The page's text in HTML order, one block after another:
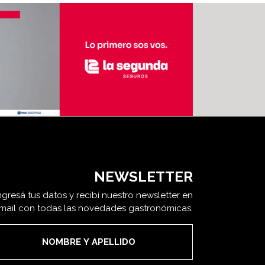
NEWSLETTER
tus datos y recibí nuestro newsletter en
con todas las novedades gastronómicas.